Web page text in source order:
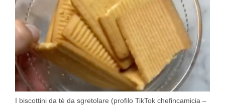
I biscottini da tè da sgretolare (profilo TikTok chefincamicia –